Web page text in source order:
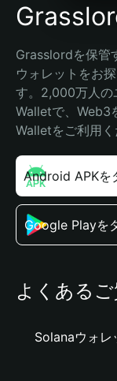
Grasslordを保管
ウォレットをお
す。2,000万人の
Walletで、Web3
Walletをご利用く
Android APKを
Google Playを
よくあるご
Solanaウォレ